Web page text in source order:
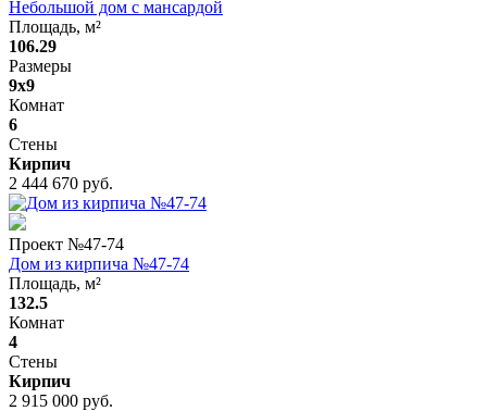
Небольшой дом с мансардой
Площадь, м²
106.29
Размеры
9x9
Комнат
6
Стены
Кирпич
2 444 670 руб.
Проект №47-74
Дом из кирпича №47-74
Площадь, м²
132.5
Комнат
4
Стены
Кирпич
2 915 000 руб.